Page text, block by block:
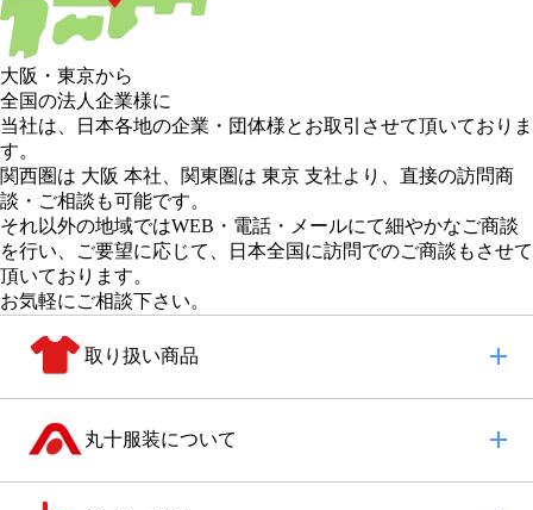
大阪 ・ 東京から
全国の法人企業様に
当社は、日本各地の企業・団体様とお取引させて頂いておりま
す。
関西圏は 大阪 本社
関東圏は 東京 支社より、直接の訪問商
談・ご相談も可能です。
それ以外の地域ではWEB・電話・メールにて細やかなご商談
を行い、
ご要望に応じて、日本全国に訪問でのご商談もさせて
頂いております。
お気軽にご相談下さい。
取り扱い商品
丸十服装について